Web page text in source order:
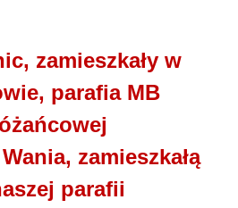
zamieszkały w
parafia MB
zamieszkałą
parafii